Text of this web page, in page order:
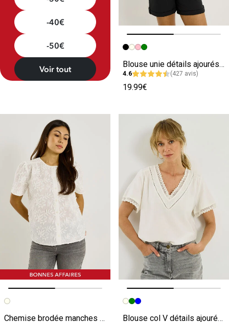
-40€
-50€
Voir tout
Image précédente
Image suivante
Blouse unie détails ajourés femme
4.6 (427 avis)
19.99€
Image précédente
Image suivante
Chemise brodée manches courtes femme
Image précédente
Image suivante
Blouse col V détails ajourés femme